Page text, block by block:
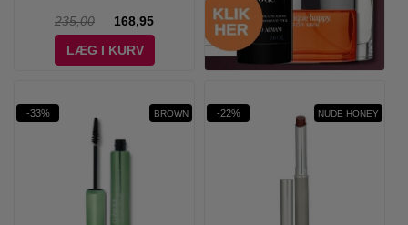
235,00
168,95
LÆG I KURV
-33% BROWN -22% NUDE HONEY